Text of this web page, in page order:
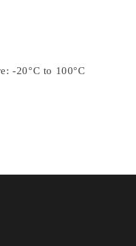
-20°C to 100°C